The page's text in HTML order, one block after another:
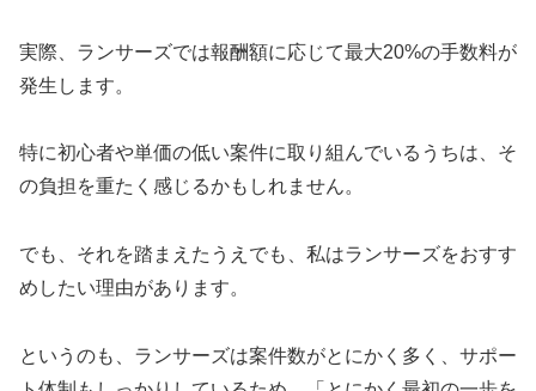
実際、ランサーズでは報酬額に応じて最大20%の手数料が
発生します。
特に初心者や単価の低い案件に取り組んでいるうちは、そ
の負担を重たく感じるかもしれません。
でも、それを踏まえたうえでも、私はランサーズをおすす
めしたい理由があります。
というのも、ランサーズは案件数がとにかく多く、サポー